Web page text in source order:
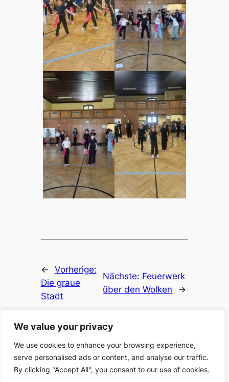
We value your privacy
We use cookies to enhance your browsing experience,
serve personalised ads or content, and analyse our traffic.
By clicking "Accept All", you consent to our use of cookies.
← Vorherige:
Die graue
Stadt
Nächste: Feuerwerk
über den Wolken
→